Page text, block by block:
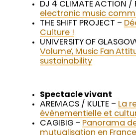
DJ 4 CLIMATE ACTION /
electronic music
THE SHIFT PROJECT –
Culture !
UNIVERSITY OF
Volume’, Music Fan
sustainability
Spectacle vivant
AREMACS / KULTE – La
évènementielle et
CAGIBIG – Panorama
mutualisation en France